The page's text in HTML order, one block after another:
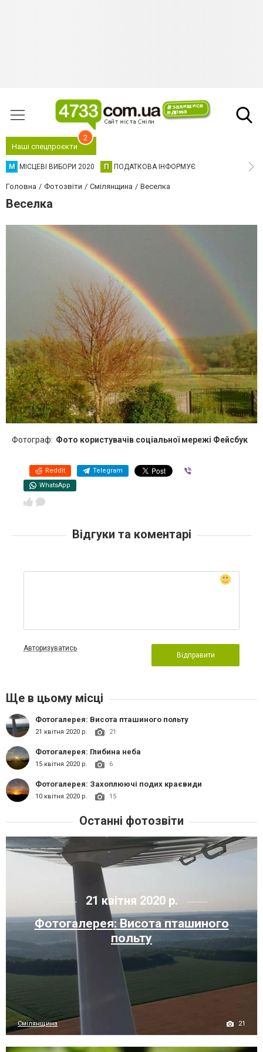
Наші спецпроєкти
2
М МІСЦЕВІ ВИБОРИ 2020 П ПОДАТКОВА ІНФОРМУЄ
Головна Фотозвіти Смілянщина Веселка
Веселка
Фотограф: Фото користувачів соціальної мережі Фейсбук
Reddit Telegram
WhatsApp
Відгуки та коментарі
Авторизуватись
Відправити
Ще в цьому місці
Фотогалерея: Висота пташиного польту
21 квітня 2020 р. 21
Фотогалерея: Глибина неба
15 квітня 2020 р. 6
Фотогалерея: Захоплюючі подих краєвиди
10 квітня 2020 р. 15
Останні фотозвіти
21 квітня 2020 р.
Фотогалерея: Висота пташиного
польту
Смілянщина 21